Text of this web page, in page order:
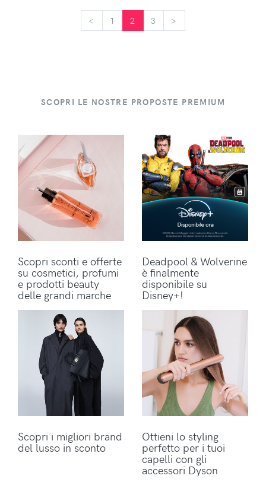
< 1 2 3 >
SCOPRI LE NOSTRE PROPOSTE PREMIUM
Scopri sconti e offerte
su cosmetici, profumi
e prodotti beauty
delle grandi marche
Deadpool & Wolverine
è finalmente
disponibile su
Disney+!
Scopri i migliori brand
del lusso in sconto
Ottieni lo styling
perfetto per i tuoi
capelli con gli
accessori Dyson